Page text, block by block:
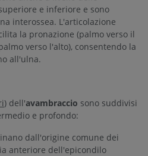
e inferiore e sono
interossea. L'articolazione
la pronazione (palmo verso il
verso l'alto), consentendo la
all'ulna.
) dell'avambraccio sono suddivisi
e profondo:
dall'origine comune dei
anteriore dell'epicondilo